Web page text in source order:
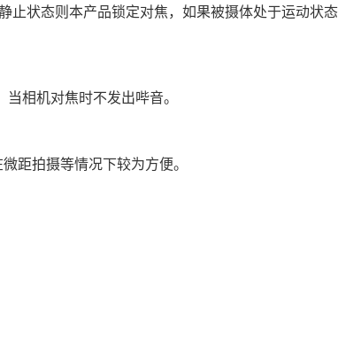
止状态则本产品锁定对焦，如果被摄体处于运动状
当相机对焦时不发出哔音。
距拍摄等情况下较为方便。